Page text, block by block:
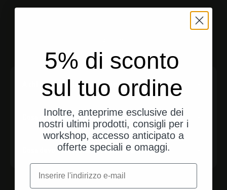
A chi posso rivolgermi in caso di domande tecniche?
Cosa devo fare con un articolo difettoso?
Cosa devo considerare per una riparazione?
5% di sconto
sul tuo ordine
Inoltre, anteprime esclusive dei
nostri ultimi prodotti, consigli per i
workshop, accesso anticipato a
offerte speciali e omaggi.
e-mail